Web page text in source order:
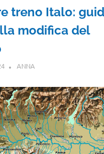
treno Italo:
modifica del
ANNA